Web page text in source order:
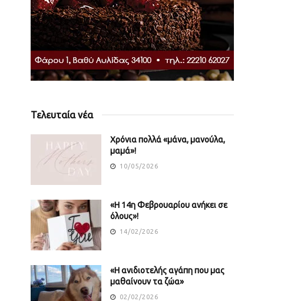
Τελευταία νέα
Χρόνια πολλά «μάνα, μανούλα,
μαμά»!
10/05/2026
«Η 14η Φεβρουαρίου ανήκει σε
όλους»!
14/02/2026
«Η ανιδιοτελής αγάπη που μας
μαθαίνουν τα ζώα»
02/02/2026